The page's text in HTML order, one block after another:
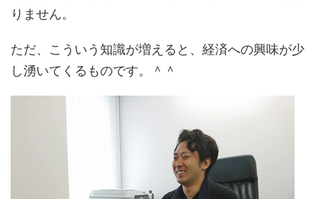
りません。
ただ、こういう知識が増えると、経済への興味が少
し湧いてくるものです。＾＾